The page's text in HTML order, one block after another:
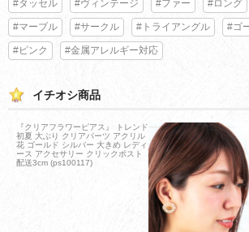
#タッセル #ヴィンテージ #ファー #ロング
#マーブル #サークル #トライアングル #ゴ
#ピンク #金属アレルギー対応
イチオシ商品
『クリアフラワーピアス』 トレンド
初夏 大ぶり クリアパーツ アクリル
花 ゴールド シルバー 大きめ レディ
ース アクセサリー クリックポスト
配送3cm (ps100117)